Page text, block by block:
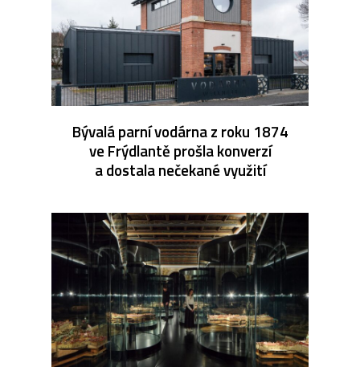
Bývalá parní vodárna z roku 1874
ve Frýdlantě prošla konverzí
a dostala nečekané využití